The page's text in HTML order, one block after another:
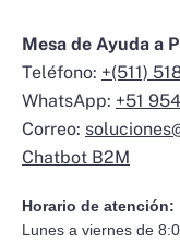
Mesa de Ayuda a
Teléfono: +(511)
WhatsApp: +51
Correo:
Chatbot B2M
Horario de atención:
Lunes a viernes de